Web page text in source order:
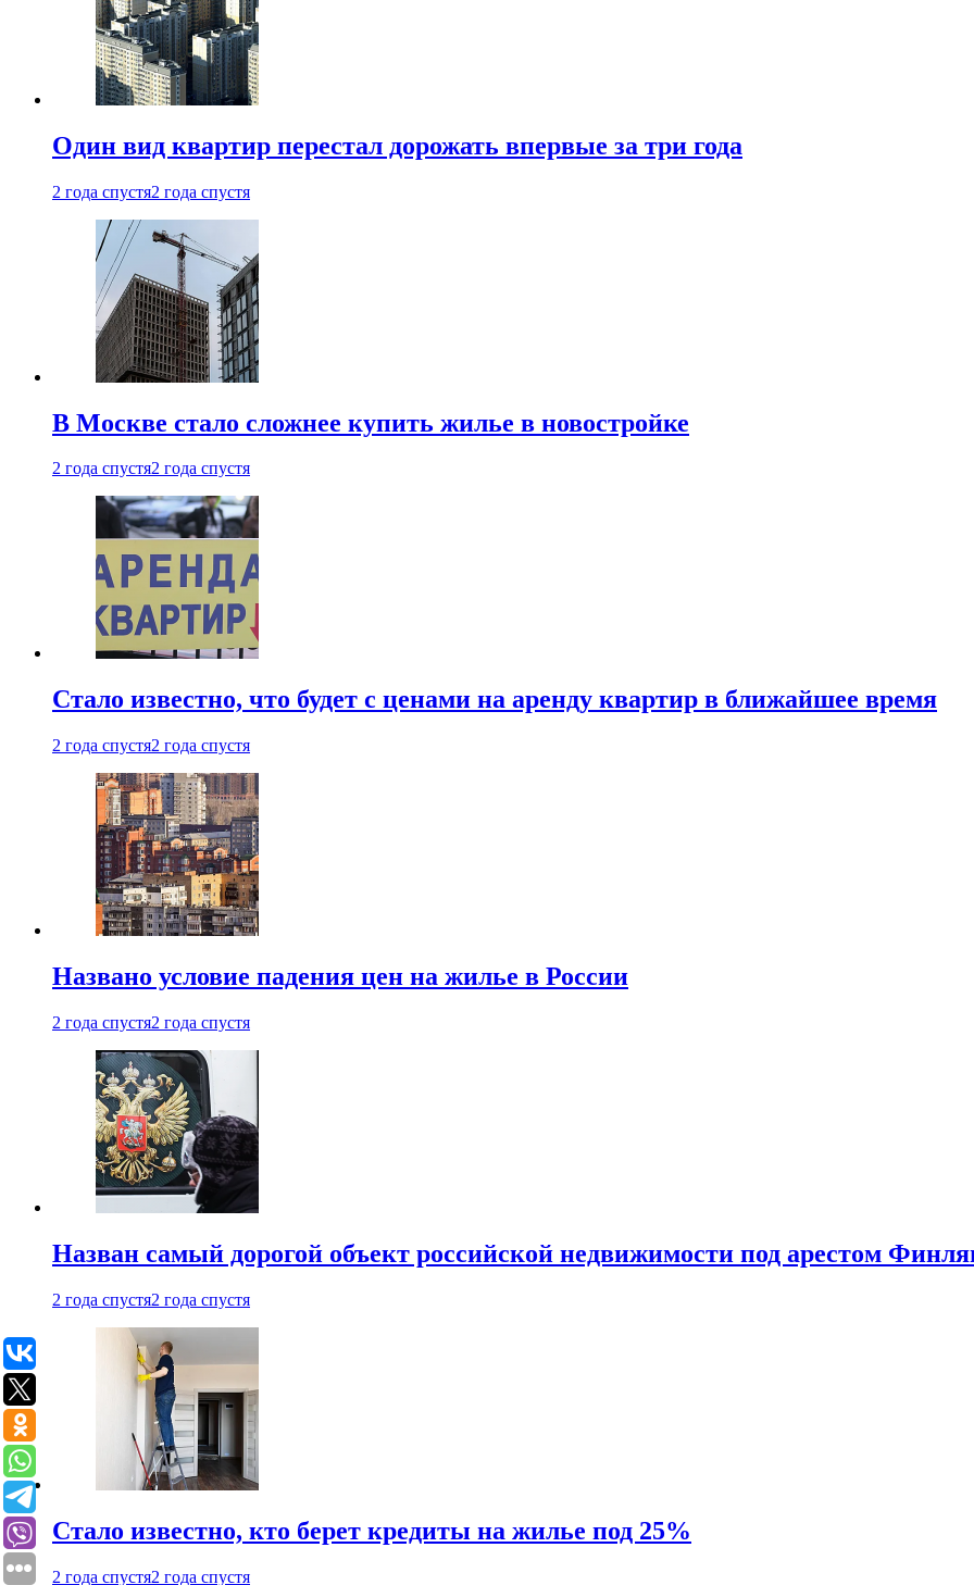
Один вид квартир перестал дорожать впервые за три года
2 года спустя2 года спустя
В Москве стало сложнее купить жилье в новостройке
2 года спустя2 года спустя
Стало известно, что будет с ценами на аренду квартир в ближайшее время
2 года спустя2 года спустя
Названо условие падения цен на жилье в России
2 года спустя2 года спустя
Назван самый дорогой объект российской недвижимости под арестом
2 года спустя2 года спустя
Стало известно, кто берет кредиты на жилье под 25%
2 года спустя2 года спустя